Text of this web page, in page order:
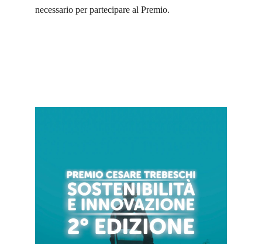
necessario per partecipare al Premio.